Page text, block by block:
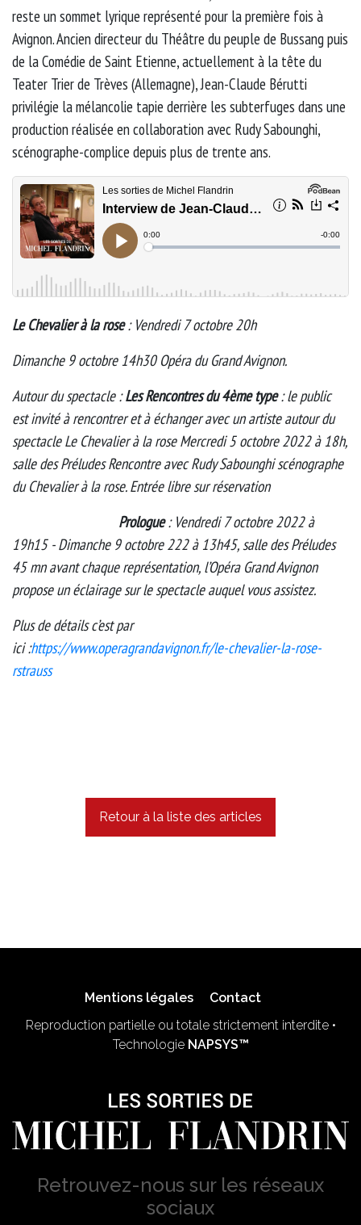
reste un sommet lyrique représenté pour la première fois à
Avignon. Ancien directeur du Théâtre du peuple de Bussang puis
de la Comédie de Saint Etienne, actuellement à la tête du
Teater Trier de Trèves (Allemagne), Jean-Claude Bérutti
privilégie la mélancolie tapie derrière les subterfuges dans une
production réalisée en collaboration avec Rudy Sabounghi,
scénographe-complice depuis plus de trente ans.
Le Chevalier à la rose: Vendredi 7 octobre 20h
Dimanche 9 octobre 14h30 Opéra du Grand Avignon.
Autour du spectacle :Les Rencontres du 4ème type: le public
est invité à rencontrer et à échanger avec un artiste autour du
spectacle Le Chevalier à la rose Mercredi 5 octobre 2022 à 18h,
salle des Préludes Rencontre avec Rudy Sabounghi scénographe
du Chevalier à la rose. Entrée libre sur réservation
Prologue: Vendredi 7 octobre 2022 à
19h15 - Dimanche 9 octobre 222 à 13h45, salle des Préludes
45 mn avant chaque représentation, l’Opéra Grand Avignon
propose un éclairage sur le spectacle auquel vous assistez.
Plus de détails c’est par
ici :https://www.operagrandavignon.fr/le-chevalier-la-rose-
rstrauss
Retour à la liste des articles
Mentions légales
Contact
Reproduction partielle ou totale strictement interdite •
Technologie NAPSYS™
Retrouvez-nous sur les réseaux
sociaux